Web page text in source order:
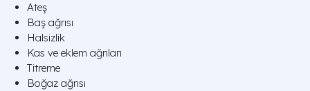
Ateş
Baş ağrısı
Halsizlik
Kas ve eklem ağrıları
Titreme
Boğaz ağrısı